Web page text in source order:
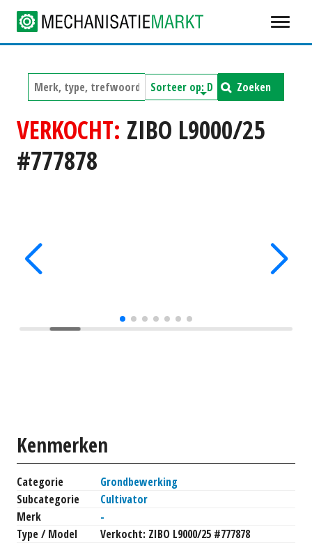
Zoeken
VERKOCHT: ZIBO L9000/25
#777878
Kenmerken
Categorie
Grondbewerking
Subcategorie
Cultivator
Merk
-
Type / Model
Verkocht: ZIBO L9000/25 #777878